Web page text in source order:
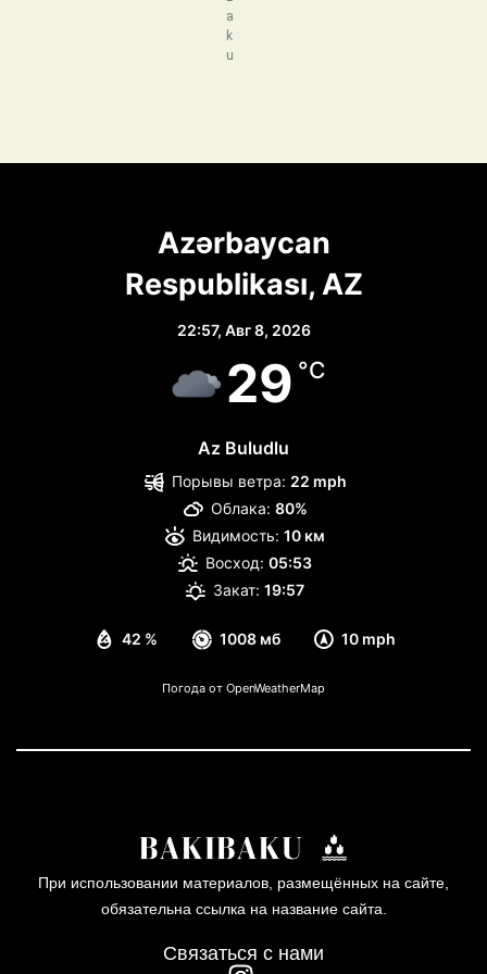
a
k
u
Azərbaycan
Respublikası, AZ
22:57, Авг 8, 2026
29 °C
Az Buludlu
42 % 1008 мб 10 mph
Порывы ветра: 22 mph
Облака: 80%
Видимость: 10 км
Восход: 05:53
Закат: 19:57
Погода от OpenWeatherMap
При использовании материалов, размещённых на сайте,
обязательна ссылка на название сайта.
Связаться с нами